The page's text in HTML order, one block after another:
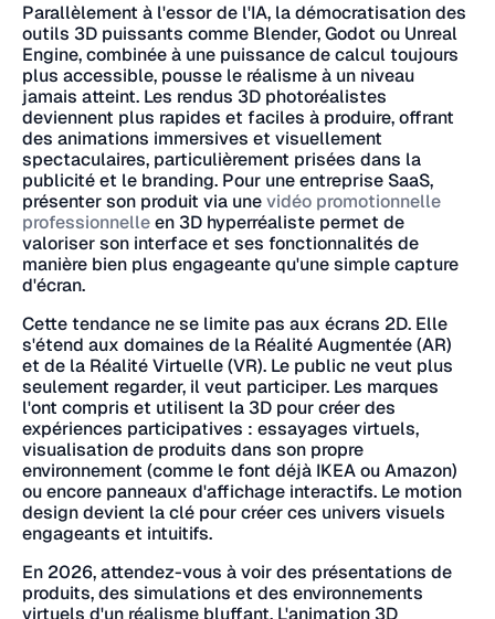
Parallèlement à l'essor de l'IA, la démocratisation des
outils 3D puissants comme Blender, Godot ou Unreal
Engine, combinée à une puissance de calcul toujours
plus accessible, pousse le réalisme à un niveau
jamais atteint. Les rendus 3D photoréalistes
deviennent plus rapides et faciles à produire, offrant
des animations immersives et visuellement
spectaculaires, particulièrement prisées dans la
publicité et le branding. Pour une entreprise SaaS,
présenter son produit via unevidéo promotionnelle
professionnelleen 3D hyperréaliste permet de
valoriser son interface et ses fonctionnalités de
manière bien plus engageante qu'une simple capture
d'écran.
Cette tendance ne se limite pas aux écrans 2D. Elle
s'étend aux domaines de la Réalité Augmentée (AR)
et de la Réalité Virtuelle (VR). Le public ne veut plus
seulement regarder, il veut participer. Les marques
l'ont compris et utilisent la 3D pour créer des
expériences participatives : essayages virtuels,
visualisation de produits dans son propre
environnement (comme le font déjà IKEA ou Amazon)
ou encore panneaux d'affichage interactifs. Le motion
design devient la clé pour créer ces univers visuels
engageants et intuitifs.
En 2026, attendez-vous à voir des présentations de
produits, des simulations et des environnements